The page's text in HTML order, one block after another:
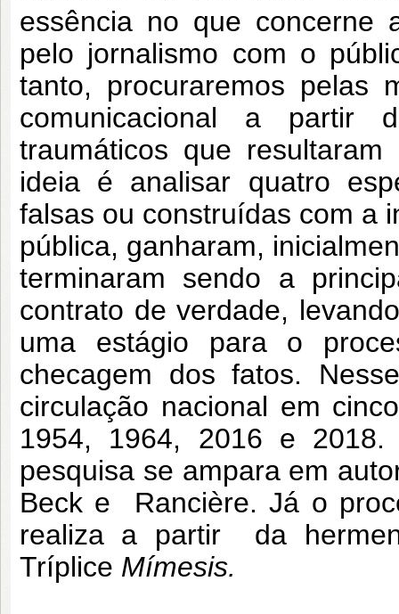
essência no que concerne
pelo jornalismo com o
tanto, procuraremos pelas
comunicacional a partir
traumáticos que
ideia é analisar quatro
falsas ou construídas com a
pública, ganharam,
terminaram sendo a
contrato de verdade,
uma estágio para o
checagem dos fatos.
circulação nacional em
1954, 1964, 2016 e
pesquisa se ampara em
Beck e Rancière. Já o
realiza a partir da
Tríplice Mímesis.